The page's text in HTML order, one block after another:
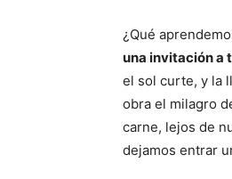
¿Qué
una invitación a
el sol curte, y la
obra el milagro
carne, lejos de
dejamos entrar